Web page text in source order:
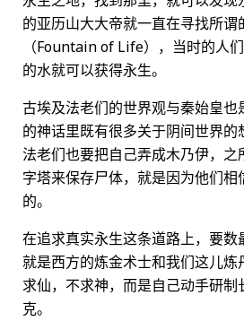
的亚历山大大帝就一直在寻找所谓
（Fountain of Life），当时的人
的水就可以获得永生。
古埃及法老们的世界观与秦始皇也
的神话里既有很多关于阴间世界的
法老们也要把自己弄成木乃伊，之
字塔来保存尸体，就是因为他们相
的。
在追求真实永生这条道路上，要数
就是西方的炼金术士和我们这儿炼
求仙，不求神，而是自己动手研制
克。